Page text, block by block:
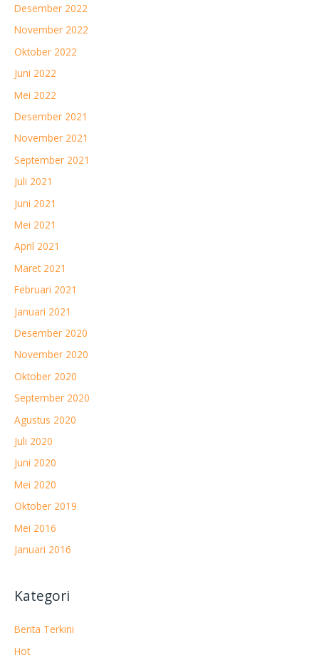
Desember 2022
November 2022
Oktober 2022
Juni 2022
Mei 2022
Desember 2021
November 2021
September 2021
Juli 2021
Juni 2021
Mei 2021
April 2021
Maret 2021
Februari 2021
Januari 2021
Desember 2020
November 2020
Oktober 2020
September 2020
Agustus 2020
Juli 2020
Juni 2020
Mei 2020
Oktober 2019
Mei 2016
Januari 2016
Kategori
Berita Terkini
Hot